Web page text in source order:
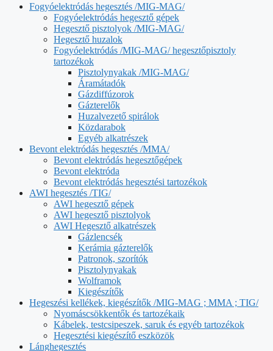
Fogyóelektródás hegesztés /MIG-MAG/
Fogyóelektródás hegesztő gépek
Hegesztő pisztolyok /MIG-MAG/
Hegesztő huzalok
Fogyóelektródás /MIG-MAG/ hegesztőpisztoly
tartozékok
Pisztolynyakak /MIG-MAG/
Áramátadók
Gázdiffúzorok
Gázterelők
Huzalvezető spirálok
Közdarabok
Egyéb alkatrészek
Bevont elektródás hegesztés /MMA/
Bevont elektródás hegesztőgépek
Bevont elektróda
Bevont elektródás hegesztési tartozékok
AWI hegesztés /TIG/
AWI hegesztő gépek
AWI hegesztő pisztolyok
AWI Hegesztő alkatrészek
Gázlencsék
Kerámia gázterelők
Patronok, szorítók
Pisztolynyakak
Wolframok
Kiegészítők
Hegeszési kellékek, kiegészítők /MIG-MAG ; MMA ; TIG/
Nyomáscsökkentők és tartozékaik
Kábelek, testcsipeszek, saruk és egyéb tartozékok
Hegesztési kiegészítő eszközök
Lánghegesztés